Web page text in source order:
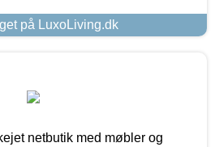
på LuxoLiving.dk
netbutik med møbler og